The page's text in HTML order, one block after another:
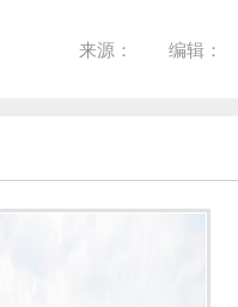
来源： 编辑：